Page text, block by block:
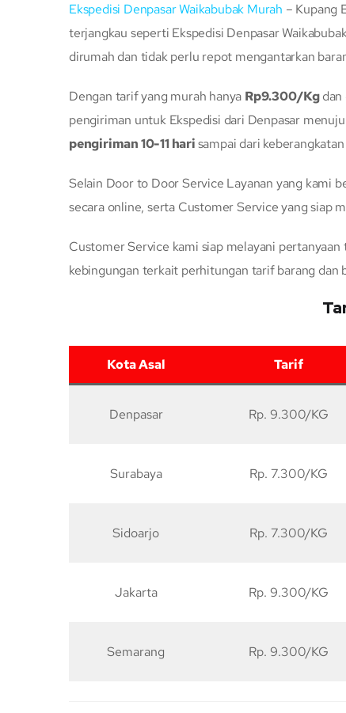
Ekspedisi Denpasar Waikabubak Murah – Kupang
terjangkau seperti Ekspedisi Denpasar
dirumah dan tidak perlu repot mengantarkan
Dengan tarif yang murah hanya Rp9.300/Kg
pengiriman untuk Ekspedisi dari Denpasar
pengiriman 10-11 harisampai dari
Selain Door to Door Service Layanan yang kami
secara online, serta Customer Service yang siap
Customer Service kami siap melayani
kebingungan terkait perhitungan tarif barang dan
Kota Asal Tarif
Denpasar Rp. 9.300/KG
Surabaya Rp. 7.300/KG
Sidoarjo Rp. 7.300/KG
Jakarta Rp. 9.300/KG
Semarang Rp. 9.300/KG